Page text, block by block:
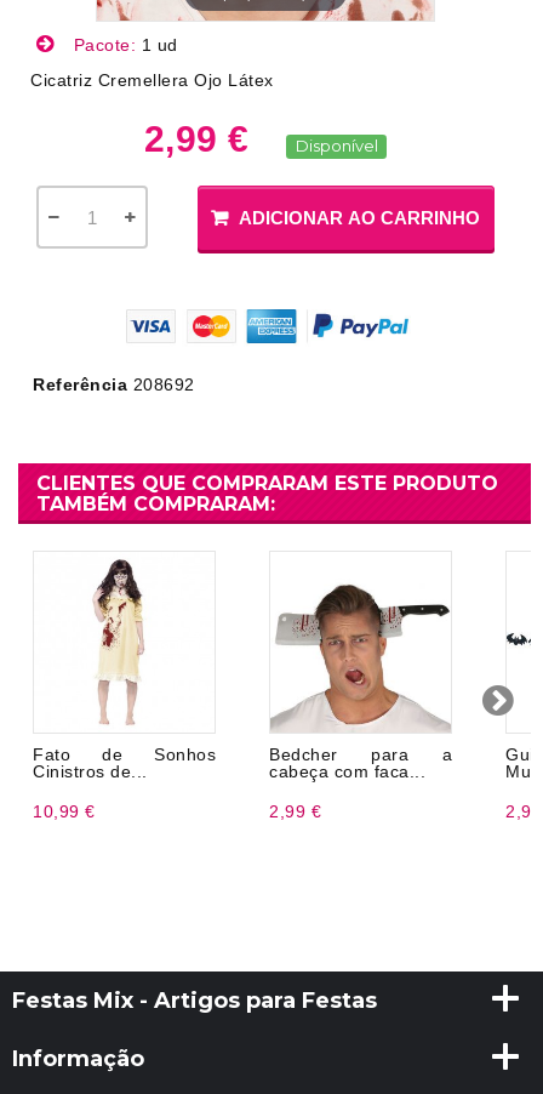
Pacote: 1 ud
Cicatriz Cremellera Ojo Látex
2,99 € Disponível
ADICIONAR AO CARRINHO
Referência 208692
CLIENTES QUE COMPRARAM ESTE PRODUTO
TAMBÉM COMPRARAM:
Fato de Sonhos
Cinistros de...
10,99 €
Bedcher para a
cabeça com faca...
2,99 €
Festas Mix - Artigos para Festas
Informação